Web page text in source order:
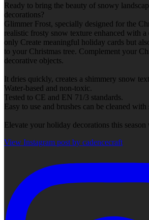
Ready to bring the beauty of snowy
decorations?
Glimmer Frost, specially designed for the
realistic frosty snow texture enhanced with
only Create meaningful holiday cards but
to your Christmas tree. Complement your
decorative objects.
It dries quickly, creates a shimmery snow
Water-based and non-toxic.
Tested to CE and EN 71/3 standards.
Easy to use and brushes can be cleaned with
Elevate your holiday decorations this
View Instagram post by cadencecraft